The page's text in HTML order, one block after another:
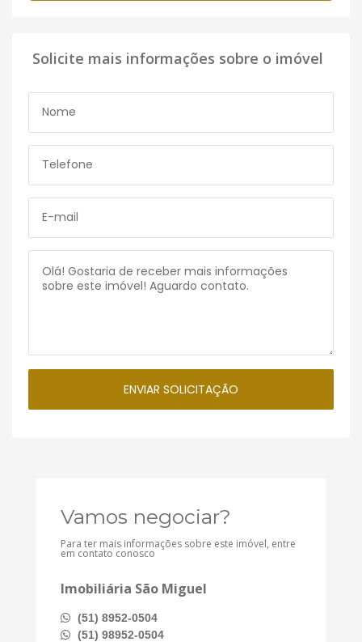
Solicite mais informações sobre o imóvel
Vamos negociar?
Para ter mais informações sobre este imóvel, entre
em contato conosco
Imobiliária São Miguel
(51) 8952-0504
(51) 98952-0504